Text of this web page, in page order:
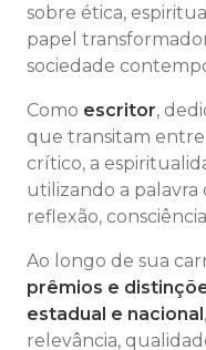
sobre ética,
papel
sociedade
Como escritor,
que transitam
crítico, a
utilizando a
reflexão,
Ao longo de sua
prêmios e
estadual e nacional
relevância,